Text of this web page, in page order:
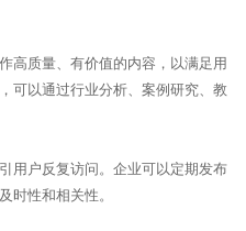
高质量、有价值的内容，以满足用
可以通过行业分析、案例研究、教
用户反复访问。企业可以定期发布
时性和相关性。